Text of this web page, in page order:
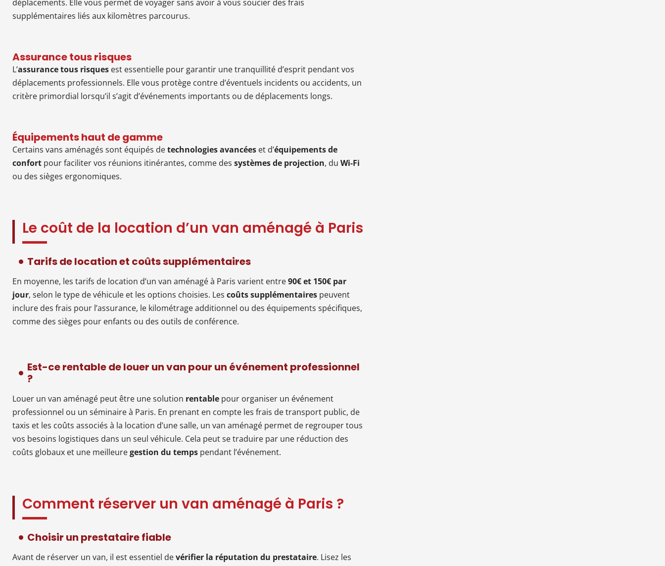
déplacements. Elle vous permet de voyager sans avoir à vous soucier des frais
supplémentaires liés aux kilomètres parcourus.
Assurance tous risques
L’assurance tous risques est essentielle pour garantir une tranquillité d’esprit pendant vos
déplacements professionnels. Elle vous protège contre d’éventuels incidents ou accidents, un
critère primordial lorsqu’il s’agit d’événements importants ou de déplacements longs.
Équipements haut de gamme
Certains vans aménagés sont équipés detechnologies avancées et d’équipements de
confort pour faciliter vos réunions itinérantes, comme des systèmes de projection, du Wi-Fi
ou des sièges ergonomiques.
Le coût de la location d’un van aménagé à Paris
Tarifs de location et coûts supplémentaires
En moyenne, les tarifs de location d’un van aménagé à Paris varient entre90€ et 150€ par
jour, selon le type de véhicule et les options choisies. Les coûts supplémentaires peuvent
inclure des frais pour l’assurance, le kilométrage additionnel ou des équipements spécifiques,
comme des sièges pour enfants ou des outils de conférence.
Est-ce rentable de louer un van pour un événement professionnel
?
Louer un van aménagé peut être une solution rentable pour organiser un événement
professionnel ou un séminaire à Paris. En prenant en compte les frais de transport public, de
taxis et les coûts associés à la location d’une salle, un van aménagé permet de regrouper tous
vos besoins logistiques dans un seul véhicule. Cela peut se traduire par une réduction des
coûts globaux et une meilleuregestion du temps pendant l’événement.
Comment réserver un van aménagé à Paris ?
Choisir un prestataire fiable
Avant de réserver un van, il est essentiel devérifier la réputation du prestataire. Lisez les